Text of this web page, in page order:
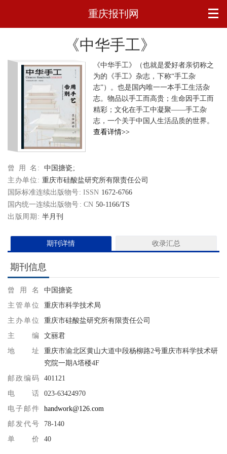
重庆报刊网
《中华手工》
《中华手工》（也就是爱好者亲切称之
为的《手工》杂志，下称“手工杂
志”）。也是国内唯一一本手工生活杂
志。物品以手工而高贵；生命因手工而
精彩；文化在手工中凝聚——手工杂
志，一个关于中国人生活品质的世界。
查看详情>>
曾用名
中国搪瓷
主办单位
重庆市硅酸盐研究所有限责任公司
国际标准连续出版物号
1672-6766
国内统一连续出版物号
50-1166/TS
出版周期
半月刊
期刊详情 收录汇总
期刊信息
曾用名
中国搪瓷
主管单位
重庆市科学技术局
主办单位
重庆市硅酸盐研究所有限责任公司
主编
文丽君
地址
重庆市渝北区黄山大道中段杨柳路2号重庆市科学技术研
究院一期A塔楼4F
邮政编码
401121
电话
023-63424970
电子邮件
handwork@126.com
邮发代号
78-140
单价
40